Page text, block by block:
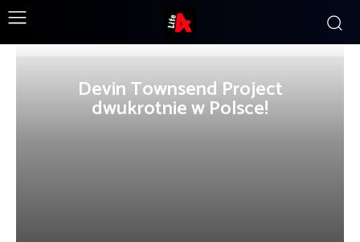
Devin Townsend Project
dwukrotnie w Polsce!